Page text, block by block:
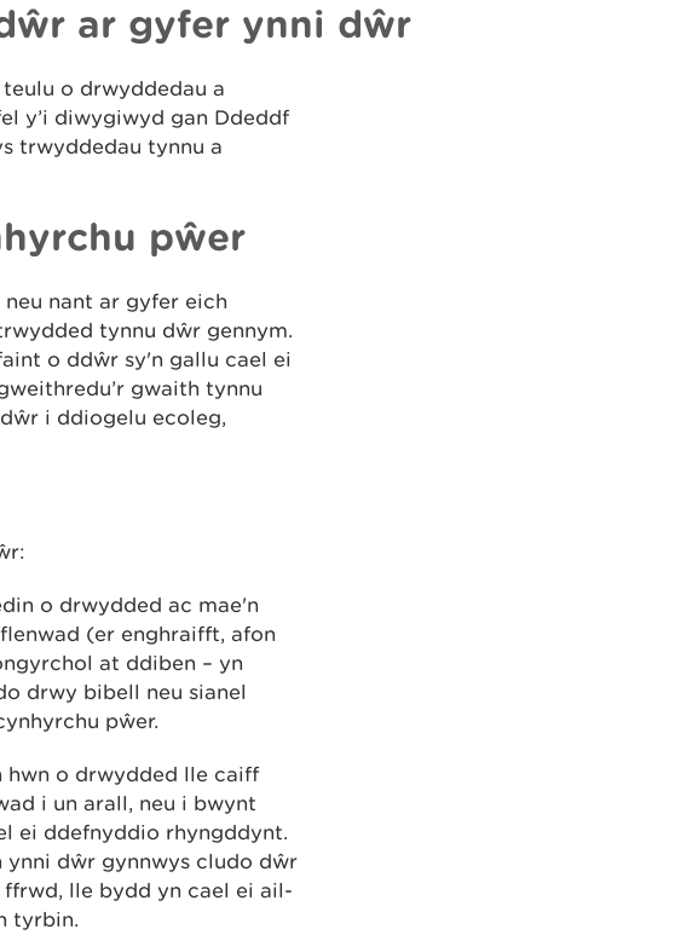
ar gyfer ynni dŵr
o drwyddedau a
y’i diwygiwyd gan Ddeddf
trwyddedau tynnu a
pŵer
nant ar gyfer eich
tynnu dŵr gennym.
o ddŵr sy'n gallu cael ei
gwaith tynnu
i ddiogelu ecoleg,
o drwydded ac mae'n
(er enghraifft, afon
at ddiben – yn
drwy bibell neu sianel
pŵer.
hwn o drwydded lle caiff
i un arall, neu i bwynt
ei ddefnyddio rhyngddynt.
dŵr gynnwys cludo dŵr
lle bydd yn cael ei ail-
tyrbin.